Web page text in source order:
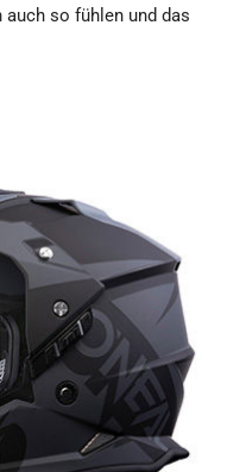
so fühlen und das